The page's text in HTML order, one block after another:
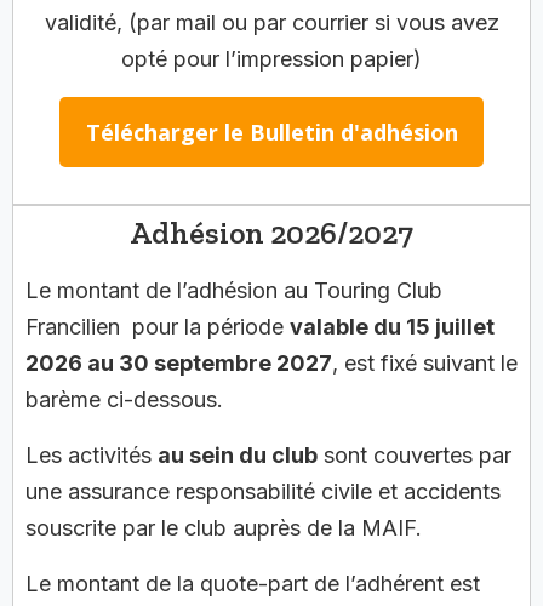
validité, (par mail ou par courrier si vous avez
opté pour l’impression papier)
Télécharger le Bulletin d'adhésion
Adhésion 2026/2027
Le montant de l’adhésion au Touring Club
Francilien pour la période valable du 15 juillet
2026 au 30 septembre 2027, est fixé suivant le
barème ci-dessous.
Les activités au sein du club sont couvertes par
une assurance responsabilité civile et accidents
souscrite par le club auprès de la MAIF.
Le montant de la quote-part de l’adhérent est